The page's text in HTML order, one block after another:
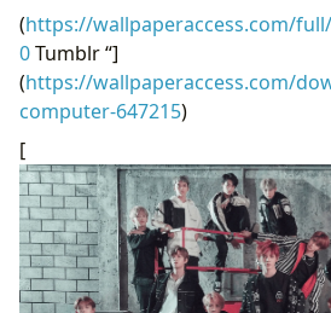
(https://wallpaperaccess.com/
0Tumblr “]
(https://wallpaperaccess.com/
computer-647215)
[